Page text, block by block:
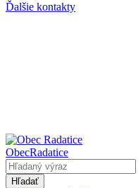
Ďalšie kontakty
ObecRadatice
Hľadať